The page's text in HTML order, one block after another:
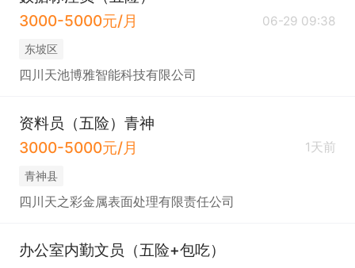
3000-5000元/月
06-29 09:38
东坡区
四川天池博雅智能科技有限公司
资料员（五险）青神
3000-5000元/月
1天前
青神县
四川天之彩金属表面处理有限责任公司
办公室内勤文员（五险+包吃）